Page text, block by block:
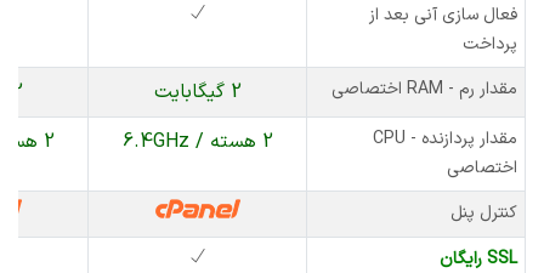
فعال سازی آنی بعد از
پرداخت
مقدار رم - RAM اختصاصی
2 گیگابایت 2 گیگابایت
مقدار پردازنده - CPU
اختصاصی
2 هسته / 6.4GHz 2 هسته / 6.4GHz
کنترل پنل
SSL رایگان